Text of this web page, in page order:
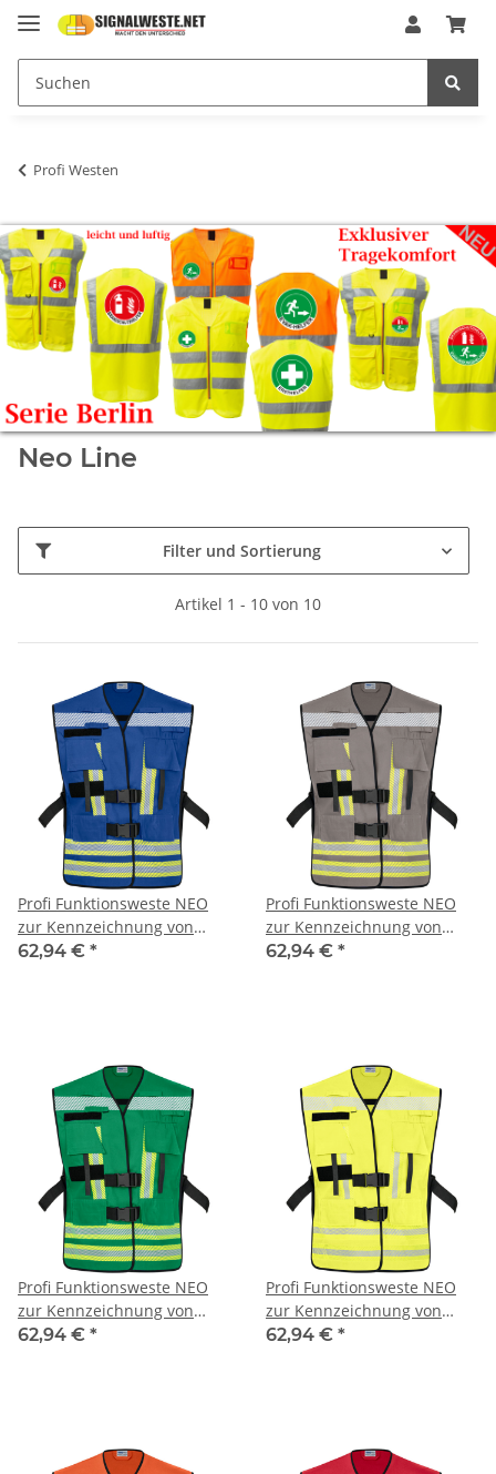
Profi Westen
Neo Line
Filter und Sortierung
Artikel 1 - 10 von 10
Profi Funktionsweste NEO
zur Kennzeichnung von
Einsatzpersonal mit
62,94 € *
Profi Funktionsweste NEO
zur Kennzeichnung von
Einsatzpersonal mit
62,94 € *
Profi Funktionsweste NEO
zur Kennzeichnung von
Einsatzpersonal mit
62,94 € *
Profi Funktionsweste NEO
zur Kennzeichnung von
Einsatzpersonal mit
62,94 € *